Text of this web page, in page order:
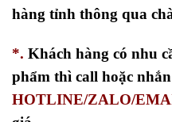
hàng tỉnh thông qua
*. Khách hàng có nhu
phẩm thì call hoặc
HOTLINE/ZALO/